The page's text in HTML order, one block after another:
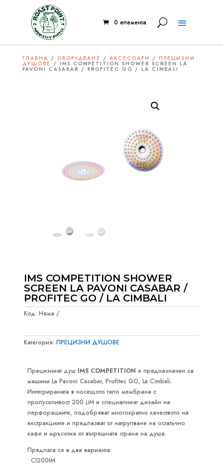
0 елемента
ГЛАВНА / ОБОРУДВАНЕ / АКСЕСОАРИ / ПРЕЦИЗНИ
ДУШОВЕ / IMS COMPETITION SHOWER SCREEN LA
PAVONI CASABAR / PROFITEC GO / LA CIMBALI
IMS COMPETITION SHOWER
SCREEN LA PAVONI CASABAR /
PROFITEC GO / LA CIMBALI
Код:Няма
Категория:ПРЕЦИЗНИ ДУШОВЕ
Прецизният душ IMS COMPETITION е предназначен за
машини La Pavoni Casabar, Profitec GO, La Cimbali.
Интегрираната в носещото тяло мембрана с
пропускливост 200 μM и специалният дизайн на
перфорациите, подобряват многократно качеството на
екстракциите и предпазват от натрупване на остатъчно
кафе и мръсотия от вътрешната страна на душа.
Предлага се в два варианта:
• CI200IM